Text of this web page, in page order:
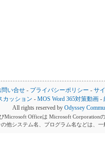
問い合せ - プライバシーポリシー - サ
カッション -MOS Word 365対策動画 -
All rights reserved by Odyssey
Microsoft Officeは Microsoft Corporation
の他システム名、プログラム名などは、